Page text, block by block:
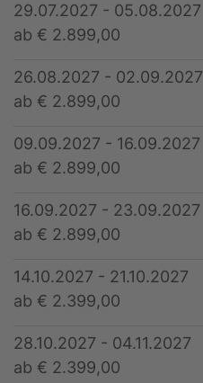
29.07.2027 - 05.08.2027
ab € 2.899,00
26.08.2027 - 02.09.2027
ab € 2.899,00
09.09.2027 - 16.09.2027
ab € 2.899,00
16.09.2027 - 23.09.2027
ab € 2.899,00
14.10.2027 - 21.10.2027
ab € 2.399,00
28.10.2027 - 04.11.2027
ab € 2.399,00